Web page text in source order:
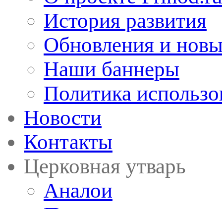
История развития
Обновления и
Наши баннеры
Политика
Новости
Контакты
Церковная утварь
Аналои